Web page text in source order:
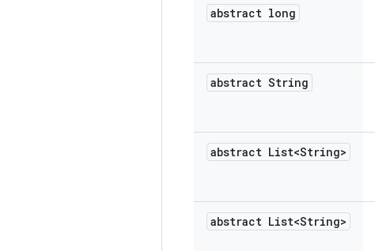
abstract long
abstract String
abstract List<String>
abstract List<String>